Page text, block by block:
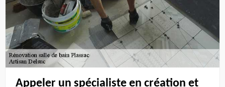
Appeler un spécialiste en création et